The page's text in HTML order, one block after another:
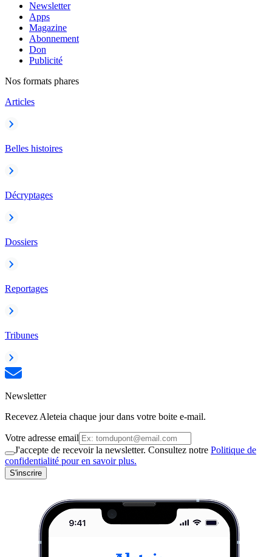
Newsletter
Apps
Magazine
Abonnement
Don
Publicité
Nos formats phares
Articles
Belles histoires
Décryptages
Dossiers
Reportages
Tribunes
Newsletter
Recevez Aleteia chaque jour dans votre boite e-mail.
Votre adresse email
J'accepte de recevoir la newsletter. Consultez notre Politique de
confidentialité pour en savoir plus.
S'inscrire